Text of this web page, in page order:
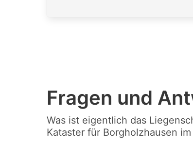
Fragen und
Was ist eigentlich das
Kataster für Borgholzhausen